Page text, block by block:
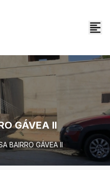
GÁVEA II
BAIRRO GÁVEA II